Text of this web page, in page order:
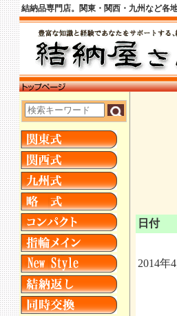
結納品専門店。関東・関西・九州など各
日付
2014年